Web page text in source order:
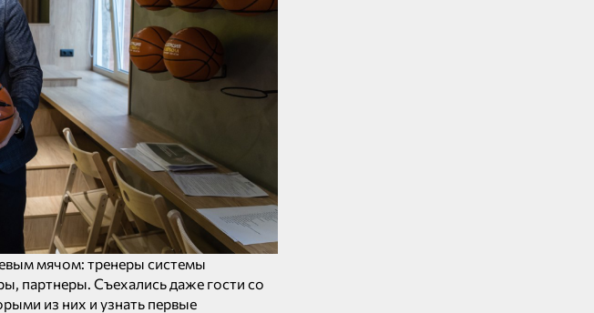
мячом: тренеры системы
партнеры. Съехались даже гости со
из них и узнать первые